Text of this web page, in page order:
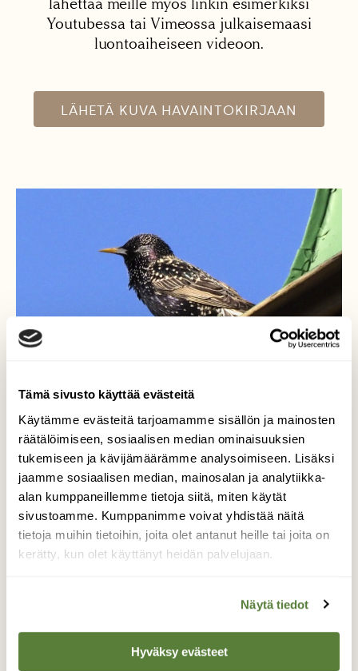
Tämä sivusto käyttää evästeitä
Käytämme evästeitä tarjoamamme sisällön ja mainosten
räätälöimiseen, sosiaalisen median ominaisuuksien
tukemiseen ja kävijämäärämme analysoimiseen. Lisäksi
jaamme sosiaalisen median, mainosalan ja analytiikka-
alan kumppaneillemme tietoja siitä, miten käytät
sivustoamme. Kumppanimme voivat yhdistää näitä
tietoja muihin tietoihin, joita olet antanut heille tai joita on
kerätty, kun olet käyttänyt heidän palvelujaan.
Näytä tiedot
Hyväksy evästeet
lähettää meille myös linkin esimerkiksi
Youtubessa tai Vimeossa julkaisemaasi
luontoaiheiseen videoon.
LÄHETÄ KUVA HAVAINTOKIRJAAN
Kottarainen
Olipa kiva nähdä kottaraisia pitkästä aikaa.